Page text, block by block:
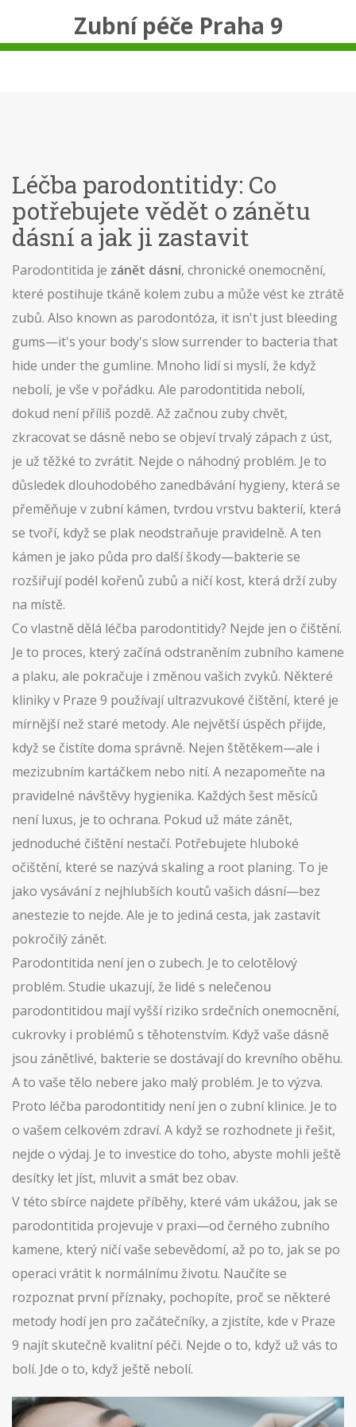
Zubní péče Praha 9
Léčba parodontitidy: Co
potřebujete vědět o zánětu
dásní a jak ji zastavit
Parodontitida je zánět dásní, chronické onemocnění,
které postihuje tkáně kolem zubu a může vést ke ztrátě
zubů. Also known as parodontóza, it isn't just bleeding
gums—it's your body's slow surrender to bacteria that
hide under the gumline. Mnoho lidí si myslí, že když
nebolí, je vše v pořádku. Ale parodontitida nebolí,
dokud není příliš pozdě. Až začnou zuby chvět,
zkracovat se dásně nebo se objeví trvalý zápach z úst,
je už těžké to zvrátit. Nejde o náhodný problém. Je to
důsledek dlouhodobého zanedbávání hygieny, která se
přeměňuje v zubní kámen, tvrdou vrstvu bakterií, která
se tvoří, když se plak neodstraňuje pravidelně. A ten
kámen je jako půda pro další škody—bakterie se
rozšiřují podél kořenů zubů a ničí kost, která drží zuby
na místě.
Co vlastně dělá léčba parodontitidy? Nejde jen o čištění.
Je to proces, který začíná odstraněním zubního kamene
a plaku, ale pokračuje i změnou vašich zvyků. Některé
kliniky v Praze 9 používají ultrazvukové čištění, které je
mírnější než staré metody. Ale největší úspěch přijde,
když se čistíte doma správně. Nejen štětěkem—ale i
mezizubním kartáčkem nebo nití. A nezapomeňte na
pravidelné návštěvy hygienika. Každých šest měsíců
není luxus, je to ochrana. Pokud už máte zánět,
jednoduché čištění nestačí. Potřebujete hluboké
očištění, které se nazývá skaling a root planing. To je
jako vysávání z nejhlubších koutů vašich dásní—bez
anestezie to nejde. Ale je to jediná cesta, jak zastavit
pokročilý zánět.
Parodontitida není jen o zubech. Je to celotělový
problém. Studie ukazují, že lidé s nelečenou
parodontitidou mají vyšší riziko srdečních onemocnění,
cukrovky i problémů s těhotenstvím. Když vaše dásně
jsou zánětlivé, bakterie se dostávají do krevního oběhu.
A to vaše tělo nebere jako malý problém. Je to výzva.
Proto léčba parodontitidy není jen o zubní klinice. Je to
o vašem celkovém zdraví. A když se rozhodnete ji řešit,
nejde o výdaj. Je to investice do toho, abyste mohli ještě
desítky let jíst, mluvit a smát bez obav.
V této sbírce najdete příběhy, které vám ukážou, jak se
parodontitida projevuje v praxi—od černého zubního
kamene, který ničí vaše sebevědomí, až po to, jak se po
operaci vrátit k normálnímu životu. Naučíte se
rozpoznat první příznaky, pochopíte, proč se některé
metody hodí jen pro začátečníky, a zjistíte, kde v Praze
9 najít skutečně kvalitní péči. Nejde o to, když už vás to
bolí. Jde o to, když ještě nebolí.